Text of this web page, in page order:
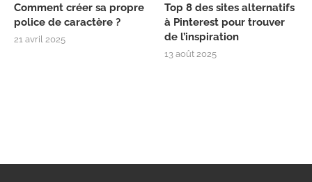
Comment créer sa propre
police de caractère ?
21 avril 2025
Top 8 des sites alternatifs
à Pinterest pour trouver
de l’inspiration
13 août 2025